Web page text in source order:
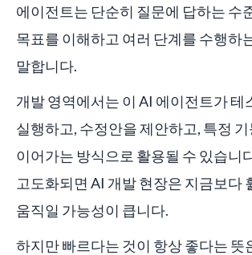
에이전트는 단순히 질문에 답하는 수
목표를 이해하고 여러 단계를 수행하
말합니다.
개발 영역에서는 이 AI 에이전트가 테
실행하고, 수정안을 제안하고, 특정
이어가는 방식으로 활용될 수 있습니
고도화되면 AI 개발 현장은 지금보다
움직일 가능성이 큽니다.
하지만 빠르다는 것이 항상 좋다는 뜻